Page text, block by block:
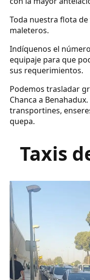
Toda nuestra flota
maleteros.
Indíquenos el
equipaje para que
sus requerimientos.
Podemos trasladar
Chanca a
transportines,
quepa.
Taxis